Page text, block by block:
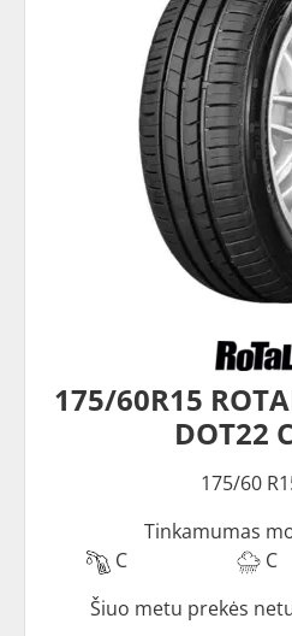
175/60R15
DOT22
175/60
Tinkamumas
C
C
Šiuo metu prekės